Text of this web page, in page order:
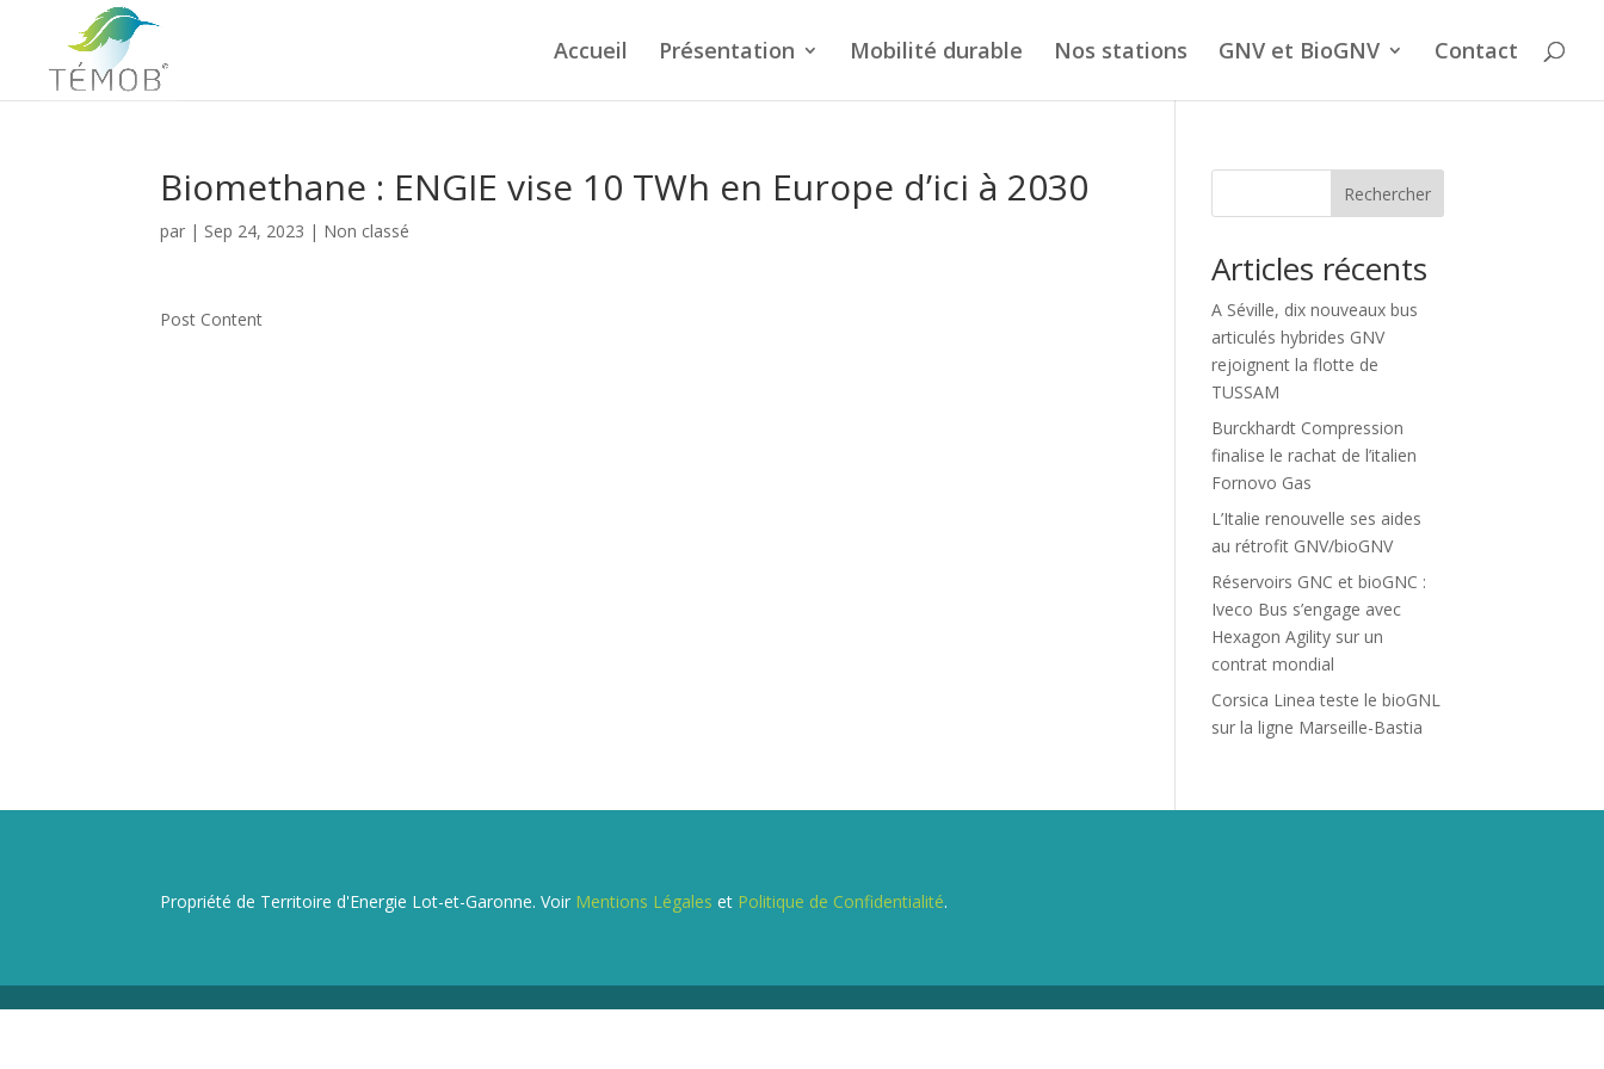
Accueil Présentation Mobilité durable Nos stations GNV et BioGNV Contact
Biomethane : ENGIE vise 10 TWh en Europe d’ici à 2030
par | Sep 24, 2023 | Non classé
Post Content
Rechercher
Articles récents
A Séville, dix nouveaux bus
articulés hybrides GNV
rejoignent la flotte de
TUSSAM
Burckhardt Compression
finalise le rachat de l’italien
Fornovo Gas
L’Italie renouvelle ses aides
au rétrofit GNV/bioGNV
Réservoirs GNC et bioGNC :
Iveco Bus s’engage avec
Hexagon Agility sur un
contrat mondial
Corsica Linea teste le bioGNL
sur la ligne Marseille-Bastia
Propriété de Territoire d'Energie Lot-et-Garonne. Voir Mentions Légales et Politique de Confidentialité.